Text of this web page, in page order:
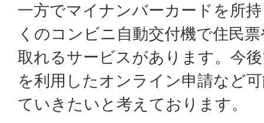
一方でマイナンバーカードを所
くのコンビニ自動交付機で住民
取れるサービスがあります。今
を利用したオンライン申請など
ていきたいと考えております。